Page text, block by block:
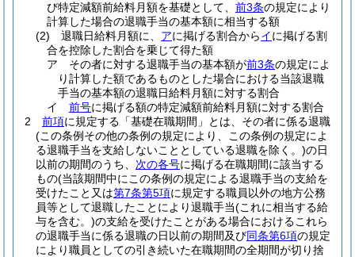
び特定減額前給料月額を基礎として、 前3条の規定により
計算した場合の退職手当の基本額に相当する額
(2)
退職日給料月額に、 アに掲げる割合からイに掲げる割
合を控除した割合を乗じて得た額
ア
その者に対する退職手当の基本額が前3条の規定によ
り計算した額であるものとした場合における当該退職
手当の基本額の退職日給料月額に対する割合
イ
前号に掲げる額の特定減額前給料月額に対する割合
2
前項に規定する「基礎在職期間」とは、その者に係る退職
(この条例その他の条例の規定により、この条例の規定によ
る退職手当を支給しないこととしている退職を除く。)の日
以前の期間のうち、 次の各号に掲げる在職期間に該当する
もの(当該期間中にこの条例の規定による退職手当の支給を
受けたこと又は第7条第5項に規定する職員以外の地方公務
員等として退職したことにより退職手当(これに相当する給
与を含む。)の支給を受けたことがある場合におけるこれら
の退職手当に係る退職の日以前の期間及び同条第6項の規定
により職員としての引き続いた在職期間の全期間が切り捨